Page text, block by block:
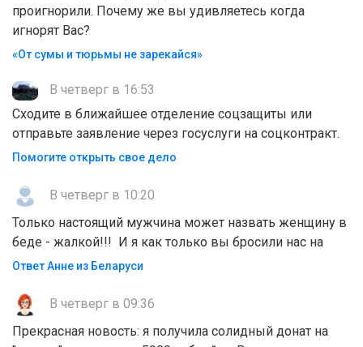
проигнорили. Почему же вы удивляетесь когда
игнорят Вас?
«От сумы и тюрьмы не зарекайся»
В четверг в 16:53
Сходите в ближайшее отделение соцзащиты или
отправьте заявление через госуслуги на соцконтракт.
Помогите открыть свое дело
В четверг в 10:20
Только настоящий мужчина может назвать женщину в
беде - жалкой!!! И я как только вы бросили нас на
Ответ Анне из Беларуси
В четверг в 09:36
Прекрасная новость: я получила солидный донат на